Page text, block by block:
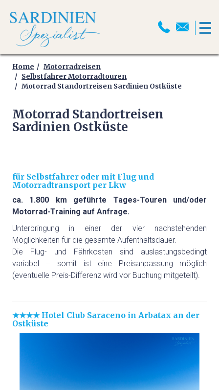
MOTORRADREISEN
MOTORRADTRANSPORT
SELBSTFAHRER
MOTORRADTOUREN
GOLF
GOLFREISEN SARDINIEN
Home
Motorradreisen
Selbstfahrer Motorradtouren
Motorrad Standortreisen Sardinien Ostküste
Motorrad Standortreisen
Sardinien Ostküste
für Selbstfahrer oder mit Flug und
Motorradtransport per Lkw
ca. 1.800 km geführte Tages-Touren und/oder
Motorrad-Training auf Anfrage.
Unterbringung in einer der vier nachstehenden
Möglichkeiten für die gesamte Aufenthaltsdauer.
Die Flug- und Fährkosten sind auslastungsbedingt
variabel – somit ist eine Preisanpassung möglich
(eventuelle Preis-Differenz wird vor Buchung mitgeteilt).
★★★★ Hotel Club Saraceno in Arbatax an der
Ostküste